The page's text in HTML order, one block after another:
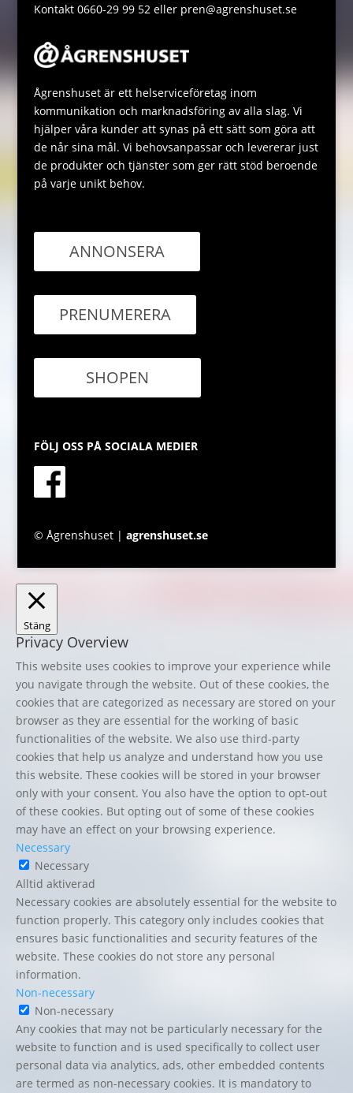
Kontakt 0660-29 99 52 eller pren@agrenshuset.se
Ågrenshuset är ett helserviceföretag inom
kommunikation och marknadsföring av alla slag. Vi
hjälper våra kunder att synas på ett sätt som göra att
de når sina mål. Vi behovsanpassar och levererar just
de produkter och tjänster som ger rätt stöd beroende
på varje unikt behov.
ANNONSERA
PRENUMERERA
SHOPEN
FÖLJ OSS PÅ SOCIALA MEDIER
© Ågrenshuset | agrenshuset.se
Stäng
Privacy Overview
This website uses cookies to improve your experience while
you navigate through the website. Out of these cookies, the
cookies that are categorized as necessary are stored on your
browser as they are essential for the working of basic
functionalities of the website. We also use third-party
cookies that help us analyze and understand how you use
this website. These cookies will be stored in your browser
only with your consent. You also have the option to opt-out
of these cookies. But opting out of some of these cookies
may have an effect on your browsing experience.
Necessary
Necessary
Alltid aktiverad
Necessary cookies are absolutely essential for the website to
function properly. This category only includes cookies that
ensures basic functionalities and security features of the
website. These cookies do not store any personal
information.
Non-necessary
Non-necessary
Any cookies that may not be particularly necessary for the
website to function and is used specifically to collect user
personal data via analytics, ads, other embedded contents
are termed as non-necessary cookies. It is mandatory to